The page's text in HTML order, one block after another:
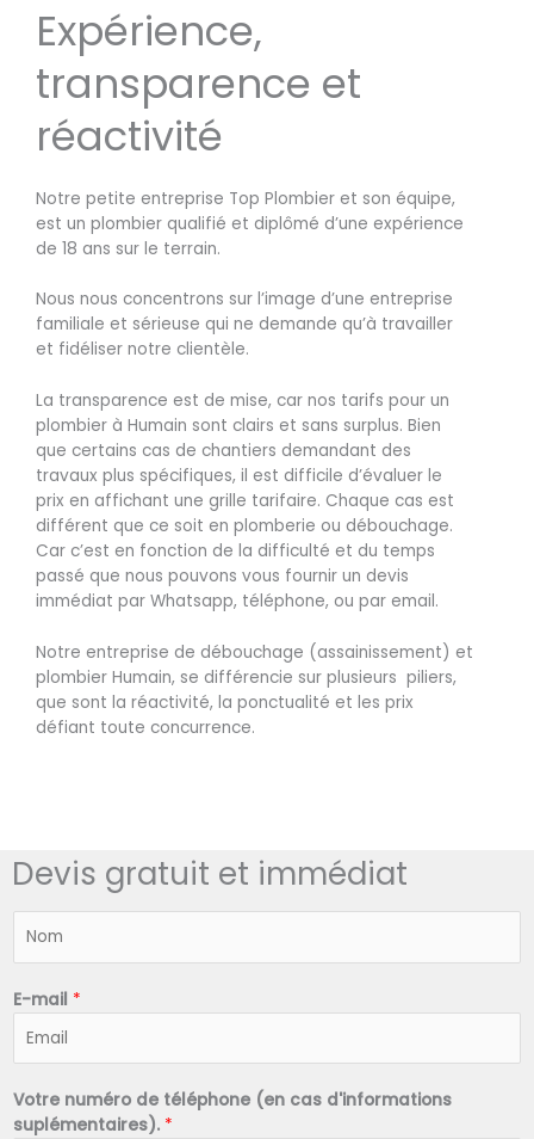
Expérience,
transparence et
réactivité
Notre petite entreprise Top Plombier et son équipe,
est un plombier qualifié et diplômé d’une expérience
de 18 ans sur le terrain.
Nous nous concentrons sur l’image d’une entreprise
familiale et sérieuse qui ne demande qu’à travailler
et fidéliser notre clientèle.
La transparence est de mise, car nos tarifs pour un
plombier à Humain sont clairs et sans surplus. Bien
que certains cas de chantiers demandant des
travaux plus spécifiques, il est difficile d’évaluer le
prix en affichant une grille tarifaire. Chaque cas est
différent que ce soit en plomberie ou débouchage.
Car c’est en fonction de la difficulté et du temps
passé que nous pouvons vous fournir un devis
immédiat par Whatsapp, téléphone, ou par email.
Notre entreprise de débouchage (assainissement) et
plombier Humain, se différencie sur plusieurs piliers,
que sont la réactivité, la ponctualité et les prix
défiant toute concurrence.
Devis gratuit et immédiat
*
E-mail *
Votre numéro de téléphone (en cas d'informations
suplémentaires). *